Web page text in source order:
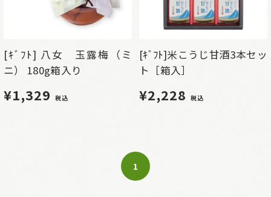
[ｷﾞﾌﾄ] 八女 玉露梅（ミ
ニ） 180g箱入り
¥1,329 税込
[ｷﾞﾌﾄ]米こうじ甘酒3本セッ
ト［箱入］
¥2,228 税込
1